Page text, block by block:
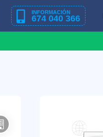
INFORMACIÓN
674 040 366